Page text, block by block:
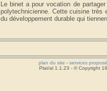
Le binet a pour vocation de
polytechnicienne. Cette cuisine très
du développement durable qui
plan du site - services
Plat/al 1.1.23 - © Copyright